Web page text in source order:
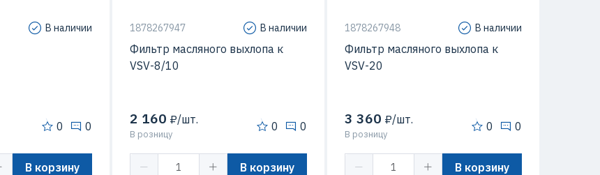
В наличии
0 0
В корзину
1878267947 В наличии
Фильтр масляного выхлопа к
VSV-8/10
2 160 ₽/шт.
В розницу
0 0
В корзину
1878267948 В наличии
Фильтр масляного выхлопа к
VSV-20
3 360 ₽/шт.
В розницу
0 0
В корзину